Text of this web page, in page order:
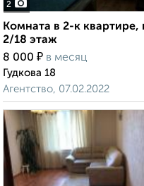
2
Комната в 2-к квартире,
2/18 этаж
8 000 ₽ в месяц
Гудкова 18
Агентство, 07.02.2022